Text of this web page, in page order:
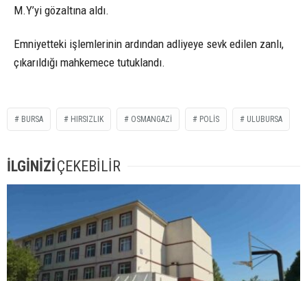
M.Y’yi gözaltına aldı.
Emniyetteki işlemlerinin ardından adliyeye sevk edilen zanlı,
çıkarıldığı mahkemece tutuklandı.
BURSA HIRSIZLIK OSMANGAZI POLIS ULUBURSA
İLGİNİZİÇEKEBİLİR